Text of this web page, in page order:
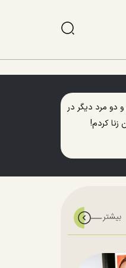
دو مرد دیگر در
زنا کردم!